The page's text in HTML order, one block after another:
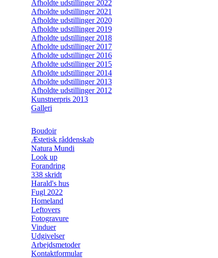
Afholdte udstillinger 2022
Afholdte udstillinger 2021
Afholdte udstillinger 2020
Afholdte udstillinger 2019
Afholdte udstillinger 2018
Afholdte udstillinger 2017
Afholdte udstillinger 2016
Afholdte udstillinger 2015
Afholdte udstillinger 2014
Afholdte udstillinger 2013
Afholdte udstillinger 2012
Kunstnerpris 2013
Galleri
Boudoir
Æstetisk råddenskab
Natura Mundi
Look up
Forandring
338 skridt
Harald's hus
Fugl 2022
Homeland
Leftovers
Fotogravure
Vinduer
Udgivelser
Arbejdsmetoder
Kontaktformular